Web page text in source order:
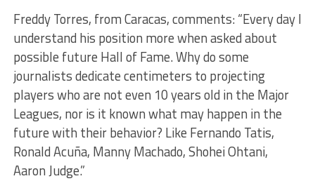
Freddy Torres, from Caracas, comments: “Every day I
understand his position more when asked about
possible future Hall of Fame. Why do some
journalists dedicate centimeters to projecting
players who are not even 10 years old in the Major
Leagues, nor is it known what may happen in the
future with their behavior? Like Fernando Tatis,
Ronald Acuña, Manny Machado, Shohei Ohtani,
Aaron Judge.”